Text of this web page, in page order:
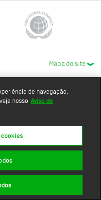
Mapa do site
de navegação,
nosso Aviso de
cookies